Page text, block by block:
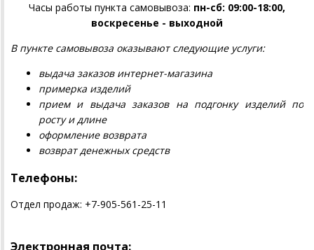
Часы работы пункта самовывоза: пн-сб: 09:00-18:00,
воскресенье - выходной
В пункте самовывоза оказывают следующие услуги:
выдача заказов интернет-магазина
примерка изделий
прием и выдача заказов на подгонку изделий по
росту и длине
оформление возврата
возврат денежных средств
Телефоны:
Отдел продаж: +7-905-561-25-11
Электронная почта: